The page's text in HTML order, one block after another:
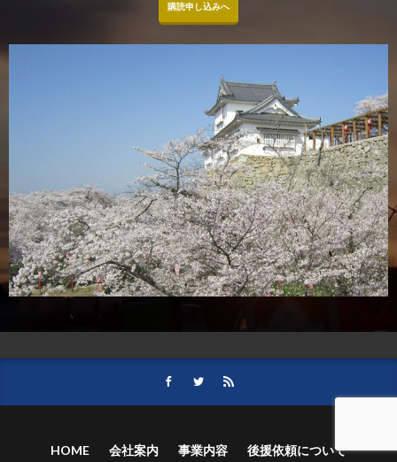
購読申し込みへ
HOME 会社案内 事業内容 後援依頼について